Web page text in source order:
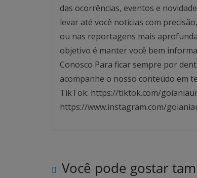
das ocorrências, eventos e
levar até você notícias com
ou nas reportagens mais
objetivo é manter você bem
Conosco Para ficar sempre por
acompanhe o nosso conteúdo em
TikTok: https://tiktok.com/
https://www.instagram.com/
Você pode gostar